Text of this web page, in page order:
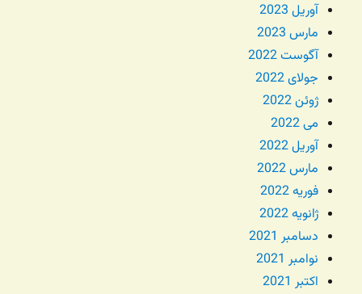
آوریل 2023
مارس 2023
آگوست 2022
جولای 2022
ژوئن 2022
می 2022
آوریل 2022
مارس 2022
فوریه 2022
ژانویه 2022
دسامبر 2021
نوامبر 2021
اکتبر 2021